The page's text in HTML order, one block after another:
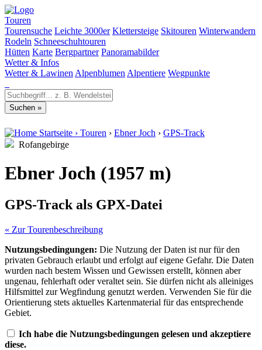
Touren
Tourensuche Leichte 3000er Klettersteige Skitouren Winterwandern
Rodeln Schneeschuhtouren
Hütten Karte Bergpartner Panoramabilder
Wetter & Infos
Wetter & Lawinen Alpenblumen Alpentiere Wegpunkte
Startseite › Touren › Ebner Joch › GPS-Track
Rofangebirge
Ebner Joch (1957 m)
GPS-Track als GPX-Datei
« Zur Tourenbeschreibung
Nutzungsbedingungen: Die Nutzung der Daten ist nur für den
privaten Gebrauch erlaubt und erfolgt auf eigene Gefahr. Die Daten
wurden nach bestem Wissen und Gewissen erstellt, können aber
ungenau, fehlerhaft oder veraltet sein. Sie dürfen nicht als alleiniges
Hilfsmittel zur Wegfindung genutzt werden. Verwenden Sie für die
Orientierung stets aktuelles Kartenmaterial für das entsprechende
Gebiet.
Ich habe die Nutzungsbedingungen gelesen und akzeptiere
diese.